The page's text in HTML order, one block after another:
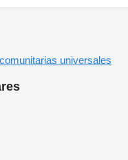
universales